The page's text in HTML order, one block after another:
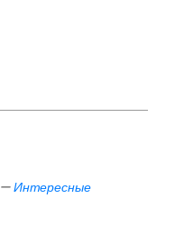
—Интересные